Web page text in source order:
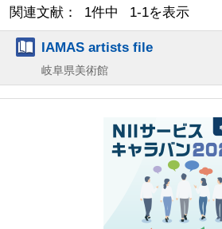
関連文献： 1件中 1-1を表示
IAMAS artists file
岐阜県美術館